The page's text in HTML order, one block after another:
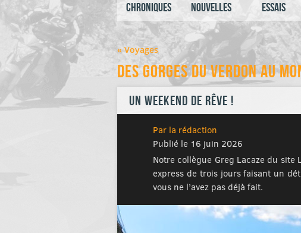
Chroniques Nouvelles Essais
« Voyages
Des gorges du Verdon au
Un weekend de rêve !
Par la rédaction
Publié le 16 juin 2026
Notre collègue Greg Lacaze du
express de trois jours faisant un
vous ne l’avez pas déjà fait.